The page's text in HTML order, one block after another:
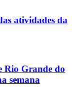
atividades da
Rio Grande do
semana